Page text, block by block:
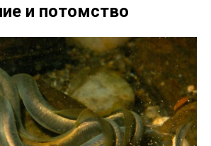
и потомство